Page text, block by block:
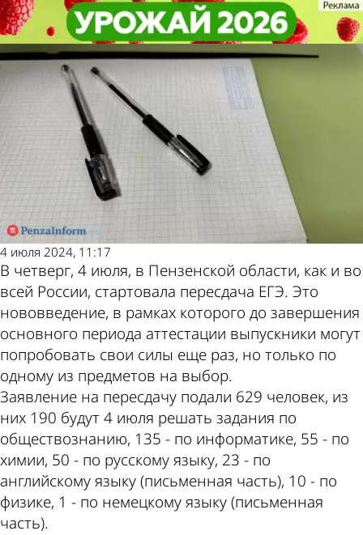
629 пензенских выпускников
решили пересдать ЕГЭ 4 и 5 июля
Учеба
4 июля 2024, 11:17
В четверг, 4 июля, в Пензенской области, как и во
всей России, стартовала пересдача ЕГЭ. Это
нововведение, в рамках которого до завершения
основного периода аттестации выпускники могут
попробовать свои силы еще раз, но только по
одному из предметов на выбор.
Заявление на пересдачу подали 629 человек, из
них 190 будут 4 июля решать задания по
обществознанию, 135 - по информатике, 55 - по
химии, 50 - по русскому языку, 23 - по
английскому языку (письменная часть), 10 - по
физике, 1 - по немецкому языку (письменная
часть).
629 пензенских выпускников
решили пересдать ЕГЭ 4 и 5 июля
Учеба
Другие новости
по теме
Погода и курсы
валют в Пензе